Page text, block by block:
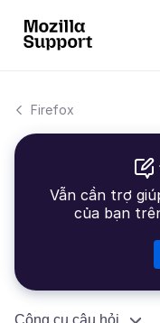
Firefox
Vẫn cần trợ
của bạn
Công cụ câu hỏi